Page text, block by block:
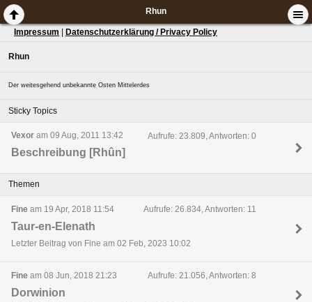
Rhun
Impressum Datenschutzerklärung / Privacy Policy
Rhun
Der weitesgehend unbekannte Osten Mittelerdes
Sticky Topics
Vexor am 09 Aug, 2011 13:42 Aufrufe: 23.809, Antworten: 0
Beschreibung [Rhûn]
Themen
Fine am 19 Apr, 2018 11:54 Aufrufe: 26.834, Antworten: 11
Taur-en-Elenath
Letzter Beitrag von Fine am 02 Feb, 2023 10:02
Fine am 08 Jun, 2018 21:23 Aufrufe: 21.056, Antworten: 8
Dorwinion